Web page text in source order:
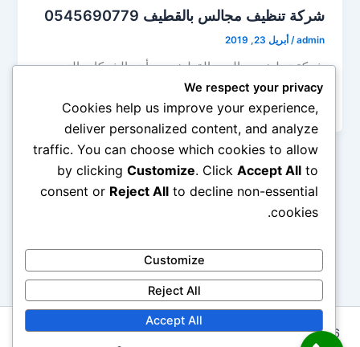
شركة تنظيف مجالس بالقطيف 0545690779
admin
/أبريل 23, 2019
شركة تنظيف مجالس بالقطيف من أهم الشركات التي
تقوم بتقديم جميع خدمات الخاصة بالتنظيف والتطهير
والتعطير لجميع أنواع المجالس والكنب، […]
Copyright © 2026 شركة ابتكار المثالية 0545690779 لخدمات
We respect your privacy
Cookies help us improve your experience,
deliver personalized content, and analyze
traffic. You can choose which cookies to allow
by clickingCustomize. ClickAccept All to
consent or Reject All to decline non-essential
cookies.
Customize
Reject All
Accept All